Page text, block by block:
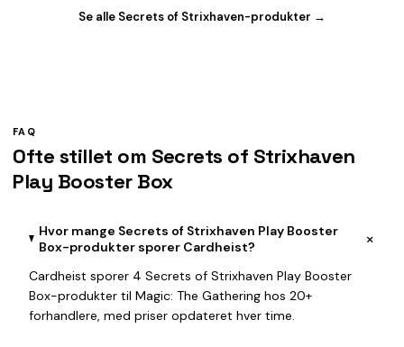
Se alle Secrets of Strixhaven-produkter →
FAQ
Ofte stillet om Secrets of Strixhaven
Play Booster Box
Hvor mange Secrets of Strixhaven Play Booster
Box-produkter sporer Cardheist?
+
Cardheist sporer 4 Secrets of Strixhaven Play Booster
Box-produkter til Magic: The Gathering hos 20+
forhandlere, med priser opdateret hver time.